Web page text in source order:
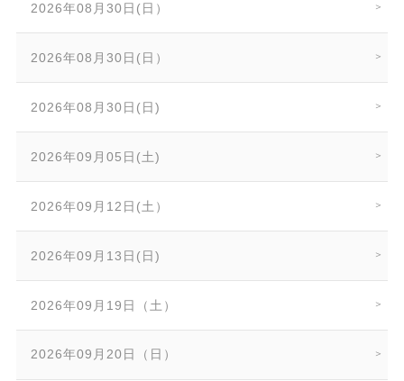
2026年08月30日(日）
2026年08月30日(日）
2026年08月30日(日)
2026年09月05日(土)
2026年09月12日(土）
2026年09月13日(日)
2026年09月19日（土）
2026年09月20日（日）